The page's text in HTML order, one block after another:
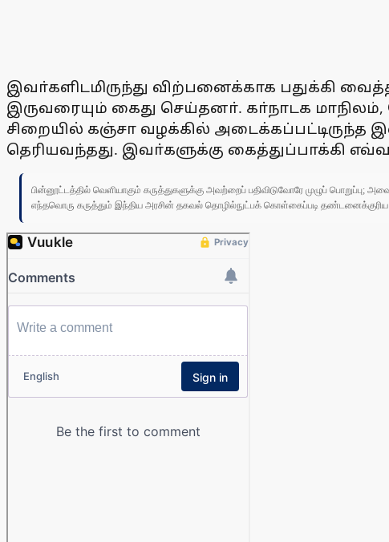
இவா்களிடமிருந்து விற்பனைக்காக பதுக்கி
இருவரையும் கைது செய்தனா். கா்நாடக
சிறையில் கஞ்சா வழக்கில் அடைக்கப்பட்டிருந்த
தெரியவந்தது. இவா்களுக்கு கைத்துப்பாக்கி
பின்னூட்டத்தில் வெளியாகும் கருத்துகளுக்கு அவற்றைப் பதிவிடுவோரே முழுப் பொறுப்பு;
எந்தவொரு கருத்தும் இந்திய அரசின் தகவல் தொழில்நுட்பக் கொள்கைப்படி தண்டனைக்குரிய